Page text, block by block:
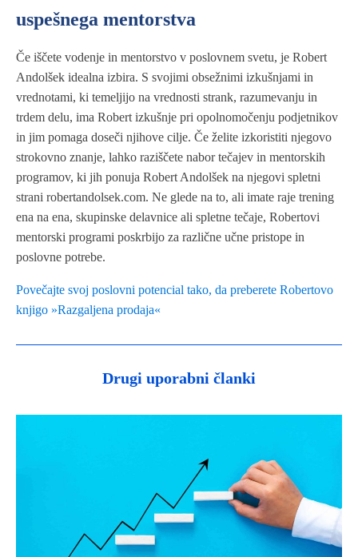
uspešnega mentorstva
Če iščete vodenje in mentorstvo v poslovnem svetu, je Robert
Andolšek idealna izbira. S svojimi obsežnimi izkušnjami in
vrednotami, ki temeljijo na vrednosti strank, razumevanju in
trdem delu, ima Robert izkušnje pri opolnomočenju podjetnikov
in jim pomaga doseči njihove cilje. Če želite izkoristiti njegovo
strokovno znanje, lahko raziščete nabor tečajev in mentorskih
programov, ki jih ponuja Robert Andolšek na njegovi spletni
strani robertandolsek.com. Ne glede na to, ali imate raje trening
ena na ena, skupinske delavnice ali spletne tečaje, Robertovi
mentorski programi poskrbijo za različne učne pristope in
poslovne potrebe.
Povečajte svoj poslovni potencial tako, da preberete Robertovo
knjigo »Razgaljena prodaja«
Drugi uporabni članki